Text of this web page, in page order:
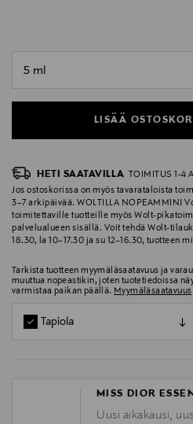
LISÄÄ
null
HETI SAATAVILLA
TOIMITUS 1-4
Jos ostoskorissa on myös tavarataloista
3–7 arkipäivää. WOLTILLA NOPEAMMIN!
toimitettaville tuotteille myös Wolt-
palvelualueen sisällä. Voit tehdä Wolt-
18.30, la 10–17.30 ja su 12–16.30, tuotteen
Tarkista tuotteen myymäläsaatavuus ja
muuttua nopeastikin, joten tuotetiedoissa
varmistaa paikan päällä. Myymäläsaatavuus
Tapiola
MISS DIOR
Uusi aikakausi,